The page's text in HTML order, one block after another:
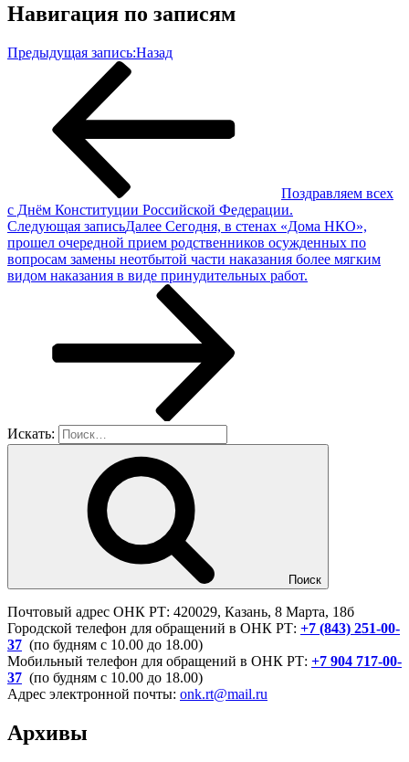
Навигация по записям
Предыдущая запись:Назад
Поздравляем всех
с Днём Конституции Российской Федерации.
Следующая записьДалее Сегодня, в стенах «Дома НКО»,
прошел очередной прием родственников осужденных по
вопросам замены неотбытой части наказания более мягким
видом наказания в виде принудительных работ.
Искать:
Поиск
Почтовый адрес ОНК РТ: 420029, Казань, 8 Марта, 18б
Городской телефон для обращений в ОНК РТ: +7 (843) 251-00-
37 (по будням с 10.00 до 18.00)
Мобильный телефон для обращений в ОНК РТ: +7 904 717-00-
37 (по будням с 10.00 до 18.00)
Адрес электронной почты: onk.rt@mail.ru
Архивы